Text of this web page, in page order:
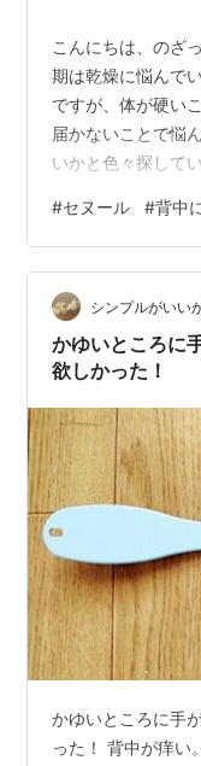
こんにちは、のざ
期は乾燥に悩んで
ですが、体が硬い
届かないことで悩
いかと色々探して
め ユースキンのセ
です。「ユースキ
購入してから、今
リームを塗ること
すが、塗るときは
で優しく塗ること
#セヌール #背中
シンプルがいい
かゆいところに
欲しかった！
かゆいところに手
った！ 背中が痒い